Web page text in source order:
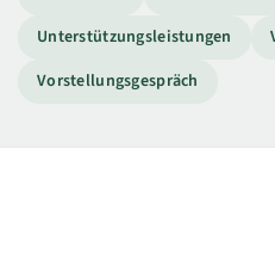
Unterstützungsleistungen
Vorstellungsgespräch